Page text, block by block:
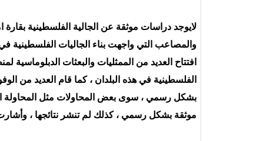
لايوجد دراسات موثقة عن الجالية الفلسطينية بقارة
والمصاعب التي واجهت بناء الجاليات الفلسطينية
افتتاح العديد من الممثليات والبعثات
الفلسطينية في هذه البلدان ، كما قام العديد من
بشكل رسمي ، سوى بعض المحاولات مثل المحاولة
موثقة بشكل رسمي ، كذلك لم تنشر نتائجها ،